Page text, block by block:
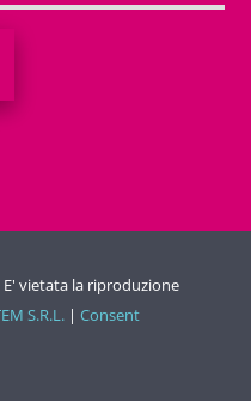
vietata la riproduzione
S.R.L. | Consent